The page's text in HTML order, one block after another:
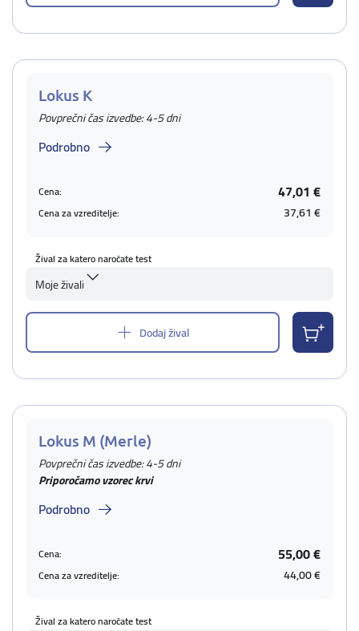
Lokus K
Povprečni čas izvedbe: 4-5 dni
Podrobno
Cena: 47,01 €
Cena za vzreditelje: 37,61 €
Žival za katero naročate test
Moje živali
Dodaj žival
Lokus M (Merle)
Povprečni čas izvedbe: 4-5 dni
Priporočamo vzorec krvi
Podrobno
Cena: 55,00 €
Cena za vzreditelje: 44,00 €
Žival za katero naročate test